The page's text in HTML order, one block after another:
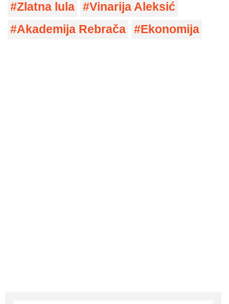
Zlatna lula
Vinarija Aleksić
Akademija Rebrača
Ekonomija